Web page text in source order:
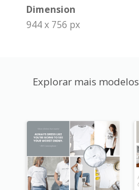
Dimension
944 x 756 px
Explorar mais